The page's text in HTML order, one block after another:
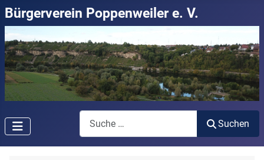
Bürgerverein Poppenweiler e. V.
Suchen
Suchen